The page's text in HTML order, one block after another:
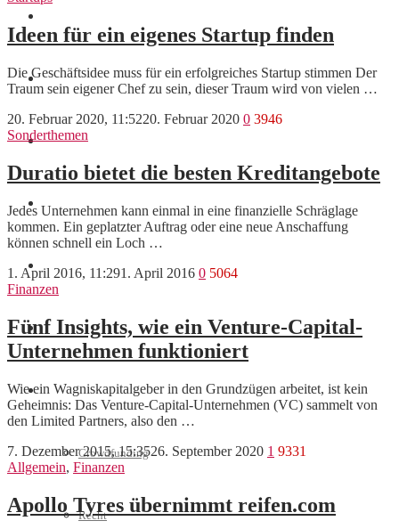
News
Finanzen
Marketing
Interviews
Videos
Weitere
Crowdfunding
Recht
Ideen für ein eigenes Startup finden
Die Geschäftsidee muss für ein erfolgreiches Startup stimmen Der
Traum sein eigener Chef zu sein, dieser Traum wird von vielen …
20. Februar 2020, 11:5220. Februar 2020 0 3946
Sonderthemen
Duratio bietet die besten Kreditangebote
Jedes Unternehmen kann einmal in eine finanzielle Schräglage
kommen. Ein geplatzter Auftrag oder eine neue Anschaffung
können schnell ein Loch …
1. April 2016, 11:291. April 2016 0 5064
Finanzen
Fünf Insights, wie ein Venture-Capital-
Unternehmen funktioniert
Wie ein Wagniskapitalgeber in den Grundzügen arbeitet, ist kein
Geheimnis: Das Venture-Capital-Unternehmen (VC) sammelt von
den Limited Partners, also den …
7. Dezember 2015, 15:3526. September 2020 1 9331
Allgemein, Finanzen
Apollo Tyres übernimmt reifen.com